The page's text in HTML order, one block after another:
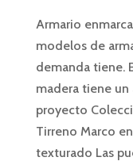
Armario
modelos de
demanda tiene.
madera tiene un
proyecto
Tirreno Marco
texturado Las